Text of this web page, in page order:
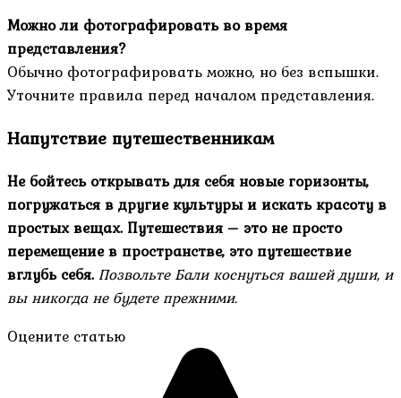
Можно ли фотографировать во время
представления?
Обычно фотографировать можно, но без вспышки.
Уточните правила перед началом представления.
Напутствие путешественникам
Не бойтесь открывать для себя новые горизонты,
погружаться в другие культуры и искать красоту в
простых вещах. Путешествия – это не просто
перемещение в пространстве, это путешествие
вглубь себя. Позвольте Бали коснуться вашей души, и
вы никогда не будете прежними.
Оцените статью